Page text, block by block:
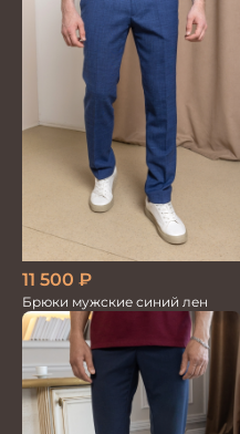
11 500 ₽
Брюки мужские синий лен